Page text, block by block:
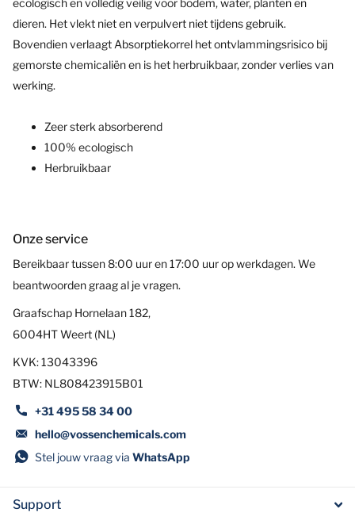
dieren. Het vlekt niet en verpulvert niet tijdens gebruik.
Bovendien verlaagt Absorptiekorrel het ontvlammingsrisico bij
gemorste chemicaliën en is het herbruikbaar, zonder verlies van
werking.
Zeer sterk absorberend
100% ecologisch
Herbruikbaar
Onze service
Bereikbaar tussen 8:00 uur en 17:00 uur op werkdagen. We
beantwoorden graag al je vragen.
Graafschap Hornelaan 182,
6004HT Weert (NL)
KVK: 13043396
BTW: NL808423915B01
+31 495 58 34 00
hello@vossenchemicals.com
Stel jouw vraag via WhatsApp
Support